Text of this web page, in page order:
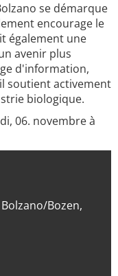
se démarque
encourage le
également une
avenir plus
d'information,
soutient activement
biologique.
06. novembre à
Bozen,